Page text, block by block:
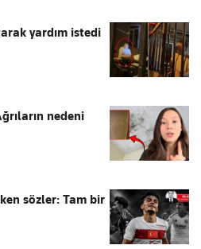
yardım istedi
nedeni
sözler: Tam bir